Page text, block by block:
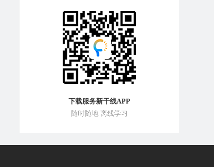
下载服务新干线APP
随时随地 离线学习